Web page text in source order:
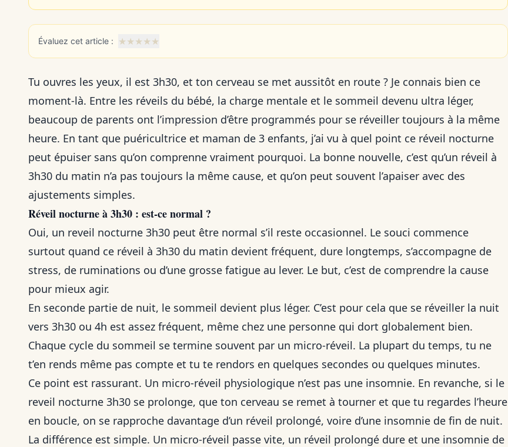
Évaluez cet article : ★★★★★
Tu ouvres les yeux, il est 3h30, et ton cerveau se met aussitôt en route ? Je connais bien ce
moment-là. Entre les réveils du bébé, la charge mentale et le sommeil devenu ultra léger,
beaucoup de parents ont l’impression d’être programmés pour se réveiller toujours à la même
heure. En tant que puéricultrice et maman de 3 enfants, j’ai vu à quel point ce réveil nocturne
peut épuiser sans qu’on comprenne vraiment pourquoi. La bonne nouvelle, c’est qu’un réveil à
3h30 du matin n’a pas toujours la même cause, et qu’on peut souvent l’apaiser avec des
ajustements simples.
Réveil nocturne à 3h30 : est-ce normal ?
Oui, un reveil nocturne 3h30 peut être normal s’il reste occasionnel. Le souci commence
surtout quand ce réveil à 3h30 du matin devient fréquent, dure longtemps, s’accompagne de
stress, de ruminations ou d’une grosse fatigue au lever. Le but, c’est de comprendre la cause
pour mieux agir.
En seconde partie de nuit, le sommeil devient plus léger. C’est pour cela que se réveiller la nuit
vers 3h30 ou 4h est assez fréquent, même chez une personne qui dort globalement bien.
Chaque cycle du sommeil se termine souvent par un micro-réveil. La plupart du temps, tu ne
t’en rends même pas compte et tu te rendors en quelques secondes ou quelques minutes.
Ce point est rassurant. Un micro-réveil physiologique n’est pas une insomnie. En revanche, si le
reveil nocturne 3h30 se prolonge, que ton cerveau se remet à tourner et que tu regardes l’heure
en boucle, on se rapproche davantage d’un réveil prolongé, voire d’une insomnie de fin de nuit.
La différence est simple. Un micro-réveil passe vite, un réveil prolongé dure et une insomnie de